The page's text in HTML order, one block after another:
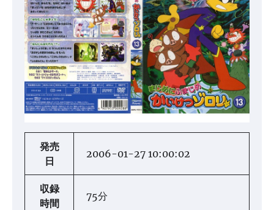
発売
日
2006-01-27 10:00:02
収録
時間
75分